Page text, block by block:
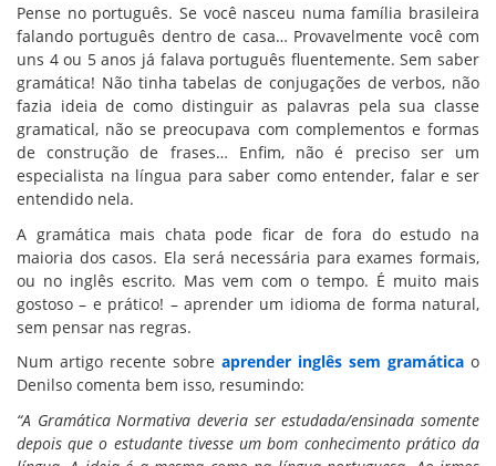
Pense no português. Se você nasceu numa família brasileira
falando português dentro de casa… Provavelmente você com
uns 4 ou 5 anos já falava português fluentemente. Sem saber
gramática! Não tinha tabelas de conjugações de verbos, não
fazia ideia de como distinguir as palavras pela sua classe
gramatical, não se preocupava com complementos e formas
de construção de frases… Enfim, não é preciso ser um
especialista na língua para saber como entender, falar e ser
entendido nela.
A gramática mais chata pode ficar de fora do estudo na
maioria dos casos. Ela será necessária para exames formais,
ou no inglês escrito. Mas vem com o tempo. É muito mais
gostoso – e prático! – aprender um idioma de forma natural,
sem pensar nas regras.
Num artigo recente sobre aprender inglês sem gramática o
Denilso comenta bem isso, resumindo:
“A Gramática Normativa deveria ser estudada/ensinada somente
depois que o estudante tivesse um bom conhecimento prático da